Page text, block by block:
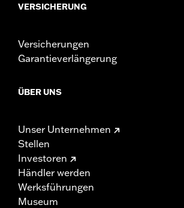
VERSICHERUNG
Versicherungen
Garantieverlängerung
ÜBER UNS
Unser Unternehmen
Stellen
Investoren
Händler werden
Werksführungen
Museum